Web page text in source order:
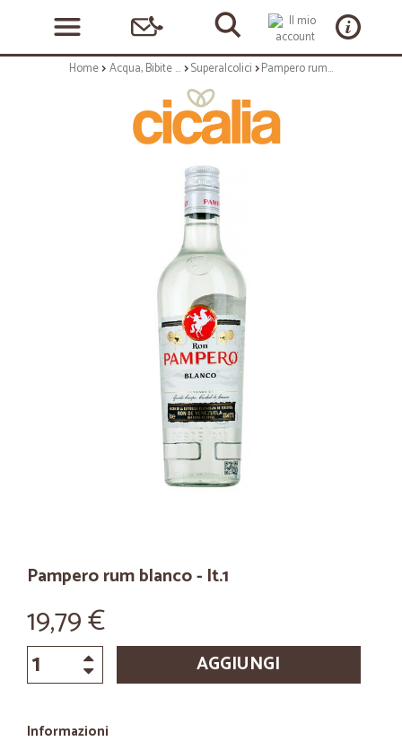
Home Acqua, Bibite e Alcolici Superalcolici Pampero rum blanco - lt.1
Pampero rum blanco - lt.1
19,79 €
AGGIUNGI
Informazioni